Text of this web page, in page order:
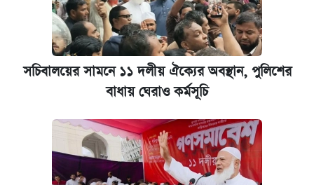
সচিবালয়ের সামনে ১১ দলীয় ঐক্যের অবস্থান, পুলিশের
বাধায় ঘেরাও কর্মসূচি